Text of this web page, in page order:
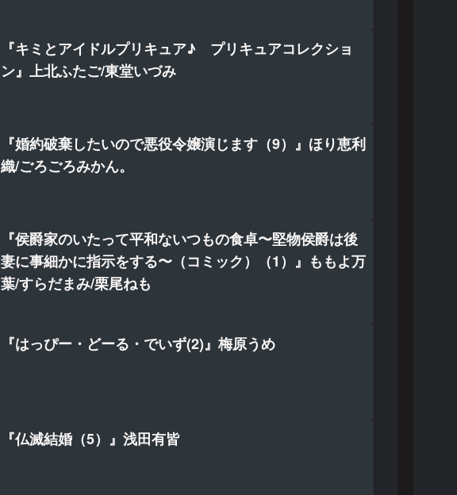
『キミとアイドルプリキュア♪ プリキュアコレクショ
ン』上北ふたご/東堂いづみ
『婚約破棄したいので悪役令嬢演じます（9）』ほり恵利
織/ごろごろみかん。
『侯爵家のいたって平和ないつもの食卓〜堅物侯爵は後
妻に事細かに指示をする〜（コミック）（1）』ももよ万
葉/すらだまみ/栗尾ねも
『はっぴー・どーる・でいず(2)』梅原うめ
『仏滅結婚（5）』浅田有皆